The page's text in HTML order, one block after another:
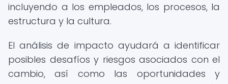
incluyendo a los empleados, los procesos, la
estructura y la cultura.
El análisis de impacto ayudará a identificar
posibles desafíos y riesgos asociados con el
cambio, así como las oportunidades y